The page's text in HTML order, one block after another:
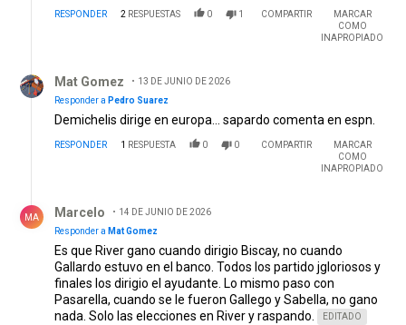
RESPONDER 2 RESPUESTAS 0 1 COMPARTIR
MARCAR
COMO
INAPROPIADO
Mat Gomez
13 DE JUNIO DE 2026
Responder a Pedro Suarez
Demichelis dirige en europa... sapardo comenta en espn.
RESPONDER 1 RESPUESTA 0 0 COMPARTIR
MARCAR
COMO
INAPROPIADO
MA Marcelo
14 DE JUNIO DE 2026
Responder a Mat Gomez
Es que River gano cuando dirigio Biscay, no cuando
Gallardo estuvo en el banco. Todos los partido jgloriosos y
finales los dirigio el ayudante. Lo mismo paso con
Pasarella, cuando se le fueron Gallego y Sabella, no gano
nada. Solo las elecciones en River y raspando.
EDITADO